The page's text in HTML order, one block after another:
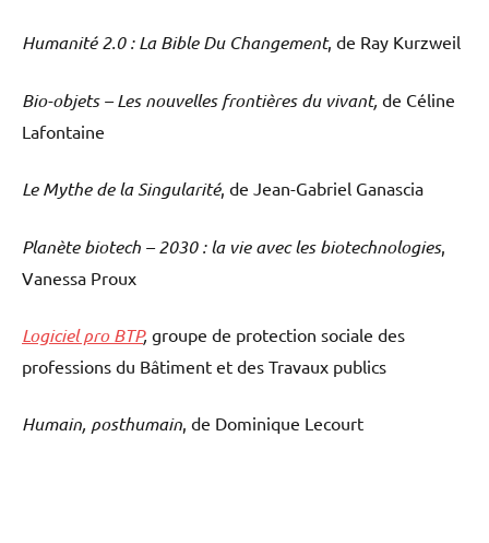
Humanité 2.0 : La Bible Du Changement, de Ray Kurzweil
Bio-objets – Les nouvelles frontières du vivant, de Céline
Lafontaine
Le Mythe de la Singularité, de Jean-Gabriel Ganascia
Planète biotech – 2030 : la vie avec les biotechnologies,
Vanessa Proux
Logiciel pro BTP, groupe de protection sociale des
professions du Bâtiment et des Travaux publics
Humain, posthumain , de Dominique Lecourt